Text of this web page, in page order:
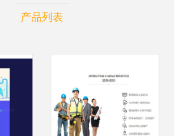
产品列表